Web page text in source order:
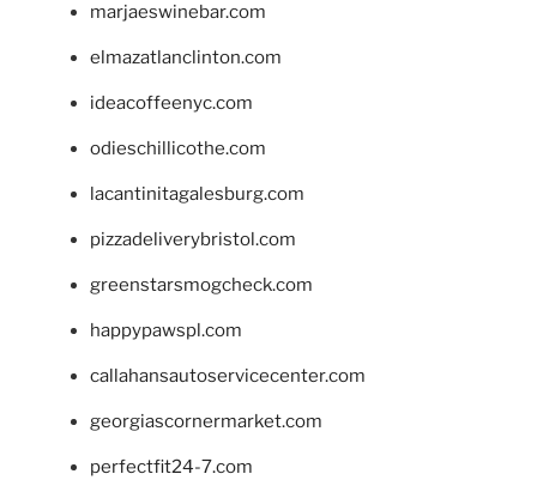
marjaeswinebar.com
elmazatlanclinton.com
ideacoffeenyc.com
odieschillicothe.com
lacantinitagalesburg.com
pizzadeliverybristol.com
greenstarsmogcheck.com
happypawspl.com
callahansautoservicecenter.com
georgiascornermarket.com
perfectfit24-7.com